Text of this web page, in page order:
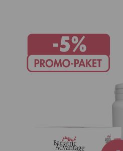
Bildgalerie
springen